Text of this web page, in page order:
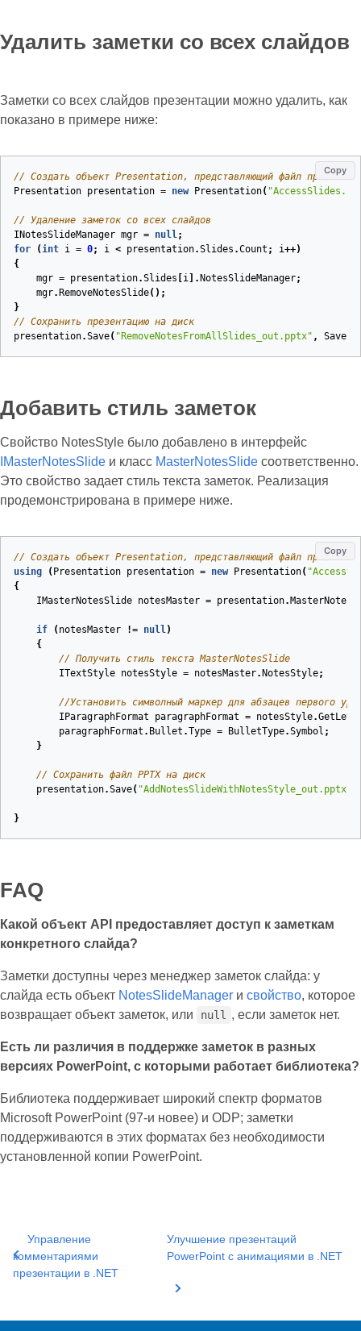
Удалить заметки со всех слайдов
Заметки со всех слайдов презентации можно удалить, как
показано в примере ниже:
Copy
// Создать объект Presentation, представляющий файл
Presentation presentation = new Presentation(
// Удаление заметок со всех слайдов
INotesSlideManager mgr = null;
for
(int i = 0; i < presentation.Slides .Count ; i++)
{
mgr = presentation.Slides i ]. NotesSlideManager;
mgr. RemoveNotesSlide();
}
// Сохранить презентацию на диск
presentation.Save( "RemoveNotesFromAllSlides_out.pptx" ,
Добавить стиль заметок
Свойство NotesStyle было добавлено в интерфейс
IMasterNotesSlide и класс MasterNotesSlide соответственно.
Это свойство задает стиль текста заметок. Реализация
продемонстрирована в примере ниже.
Copy
// Создать объект Presentation, представляющий файл
using
( Presentation presentation = new Presentation(
{
IMasterNotesSlide notesMaster = presentation.
if ( notesMaster != null)
{
// Получить стиль текста MasterNotesSlide
ITextStyle notesStyle = notesMaster. NotesStyle;
//Установить символный маркер для абзацев первого
IParagraphFormat
paragraphFormat = notesStyle.
paragraphFormat . Bullet .Type = BulletType.Symbol ;
}
// Сохранить файл PPTX на диск
presentation.Save( "AddNotesSlideWithNotesStyle_out.pptx"
}
FAQ
Какой объект API предоставляет доступ к заметкам
конкретного слайда?
Заметки доступны через менеджер заметок слайда: у
слайда есть объект NotesSlideManager и свойство, которое
возвращает объект заметок, или
null , если заметок нет.
Есть ли различия в поддержке заметок в разных
версиях PowerPoint, с которыми работает библиотека?
Библиотека поддерживает широкий спектр форматов
Microsoft PowerPoint (97‑и новее) и ODP; заметки
поддерживаются в этих форматах без необходимости
установленной копии PowerPoint.
Управление
комментариями
презентации в .NET
Улучшение презентаций
PowerPoint с анимациями в .NET